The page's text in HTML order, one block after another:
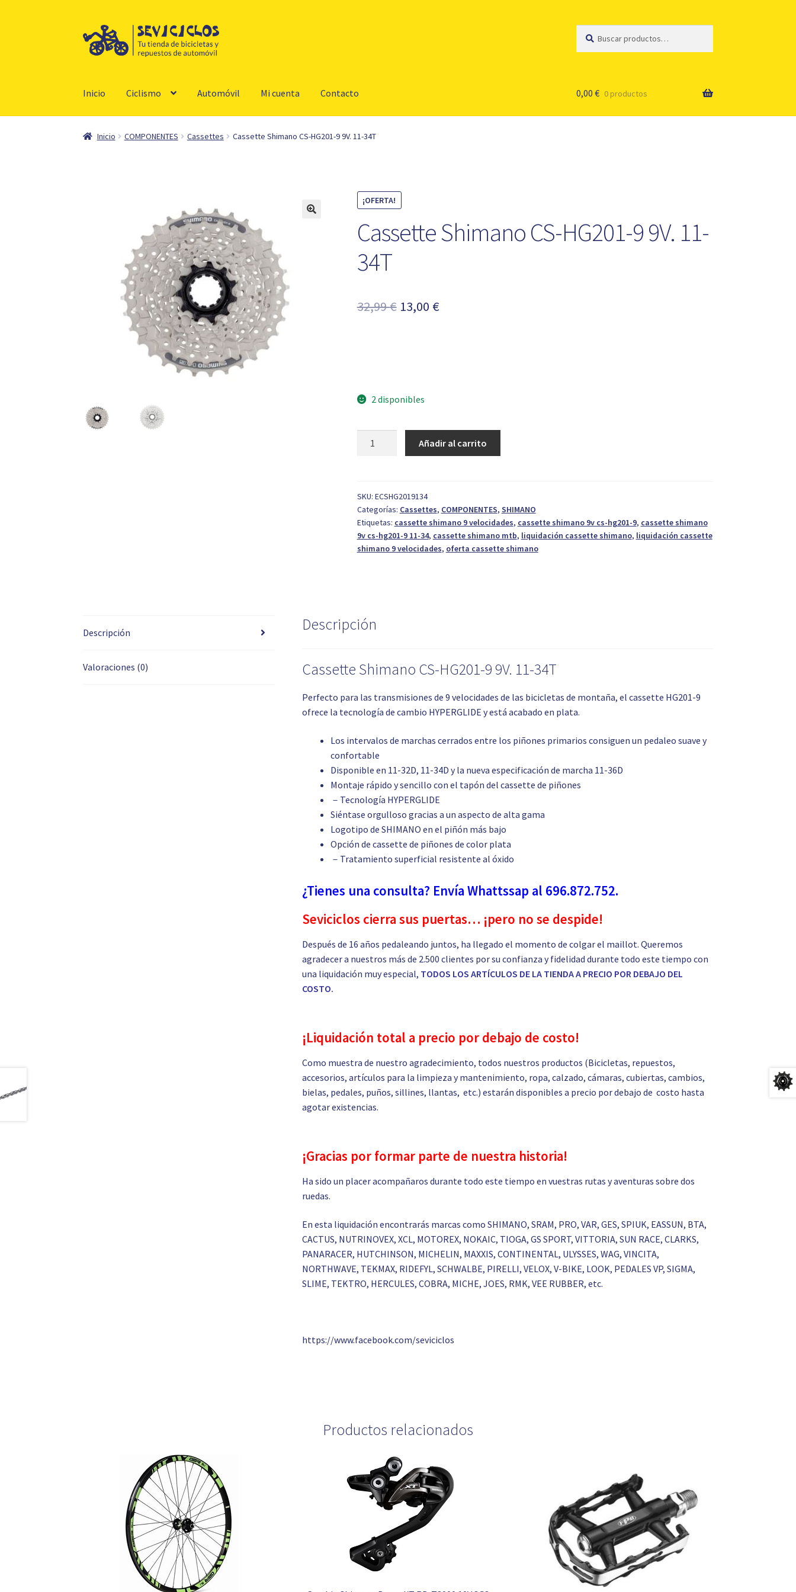
Ir
a
Ir
al
por:
Inicio Ciclismo Automóvil Mi cuenta Contacto 0,00 € 0 productos
Inicio COMPONENTES Cassettes Cassette Shimano CS-HG201-9 9V. 11-34T
¡OFERTA!
Cassette Shimano CS-HG201-9 9V. 11-
34T
32,99€ El
13,00 €El
2 disponibles
9
9V.
11-
34T
cantidad
Añadir al carrito
SKU: ECSHG2019134
Categorías: Cassettes, COMPONENTES, SHIMANO
Etiquetas: cassette shimano 9 velocidades, cassette shimano 9v cs-hg201-9, cassette shimano
9v cs-hg201-9 11-34, cassette shimano mtb, liquidación cassette shimano, liquidación cassette
shimano 9 velocidades, oferta cassette shimano
Descripción
Valoraciones (0)
Descripción
Cassette Shimano CS-HG201-9 9V. 11-34T
Perfecto para las transmisiones de 9 velocidades de las bicicletas de montaña, el cassette HG201-9
ofrece la tecnología de cambio HYPERGLIDE y está acabado en plata.
Los intervalos de marchas cerrados entre los piñones primarios consiguen un pedaleo suave y
confortable
Disponible en 11-32D, 11-34D y la nueva especificación de marcha 11-36D
Montaje rápido y sencillo con el tapón del cassette de piñones
－Tecnología HYPERGLIDE
Siéntase orgulloso gracias a un aspecto de alta gama
Logotipo de SHIMANO en el piñón más bajo
Opción de cassette de piñones de color plata
－Tratamiento superficial resistente al óxido
¿Tienes una consulta? Envía Whattssap al 696.872.752.
Seviciclos cierra sus puertas… ¡pero no se despide!
Después de 16 años pedaleando juntos, ha llegado el momento de colgar el maillot. Queremos
agradecer a nuestros más de 2.500 clientes por su confianza y fidelidad durante todo este tiempo con
una liquidación muy especial, TODOS LOS ARTÍCULOS DE LA TIENDA A PRECIO POR DEBAJO DEL
COSTO.
¡Liquidación total a precio por debajo de costo!
Como muestra de nuestro agradecimiento, todos nuestros productos (Bicicletas, repuestos,
accesorios, artículos para la limpieza y mantenimiento, ropa, calzado, cámaras, cubiertas, cambios,
bielas, pedales, puños, sillines, llantas, etc.) estarán disponibles a precio por debajo de costo hasta
agotar existencias.
¡Gracias por formar parte de nuestra historia!
Ha sido un placer acompañaros durante todo este tiempo en vuestras rutas y aventuras sobre dos
ruedas.
En esta liquidación encontrarás marcas como SHIMANO, SRAM, PRO, VAR, GES, SPIUK, EASSUN, BTA,
CACTUS, NUTRINOVEX, XCL, MOTOREX, NOKAIC, TIOGA, GS SPORT, VITTORIA, SUN RACE, CLARKS,
PANARACER, HUTCHINSON, MICHELIN, MAXXIS, CONTINENTAL, ULYSSES, WAG, VINCITA,
NORTHWAVE, TEKMAX, RIDEFYL, SCHWALBE, PIRELLI, VELOX, V-BIKE, LOOK, PEDALES VP, SIGMA,
SLIME, TEKTRO, HERCULES, COBRA, MICHE, JOES, RMK, VEE RUBBER, etc.
https://www.facebook.com/seviciclos
Productos relacionados